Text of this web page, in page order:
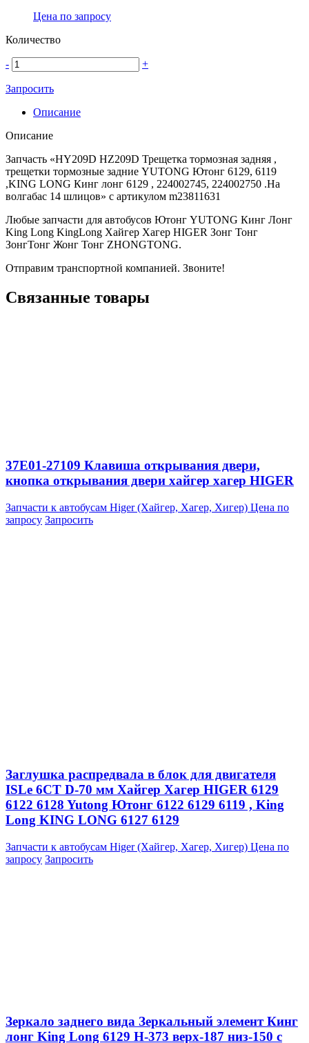
Цена по запросу
Количество
- +
Запросить
Описание
Описание
Запчасть «HY209D HZ209D Трещетка тормозная задняя ,
трещетки тормозные задние YUTONG Ютонг 6129, 6119
,KING LONG Кинг лонг 6129 , 224002745, 224002750 .На
волгабас 14 шлицов» с артикулом m23811631
Любые запчасти для автобусов Ютонг YUTONG Кинг Лонг
King Long KingLong Хайгер Хагер HIGER Зонг Тонг
ЗонгТонг Жонг Тонг ZHONGTONG.
Отправим транспортной компанией. Звоните!
Связанные товары
37E01-27109 Клавиша открывания двери,
кнопка открывания двери хайгер хагер HIGER
Запчасти к автобусам Higer (Хайгер, Хагер, Хигер) Цена по
запросу Запросить
Заглушка распредвала в блок для двигателя
ISLe 6CT D-70 мм Хайгер Хагер HIGER 6129
6122 6128 Yutong Ютонг 6122 6129 6119 , King
Long KING LONG 6127 6129
Запчасти к автобусам Higer (Хайгер, Хагер, Хигер) Цена по
запросу Запросить
Зеркало заднего вида Зеркальный элемент Кинг
лонг King Long 6129 H-373 верх-187 низ-150 с